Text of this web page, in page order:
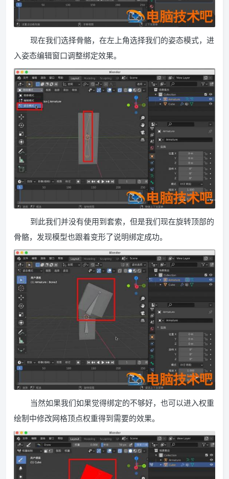
现在我们选择骨骼，在左上角选择我们的姿态模式，进
入姿态编辑窗口调整绑定效果。
到此我们并没有使用到套索，但是我们现在旋转顶部的
骨骼，发现模型也跟着变形了说明绑定成功。
当然如果我们如果觉得绑定的不够好，也可以进入权重
绘制中修改网格顶点权重得到需要的效果。